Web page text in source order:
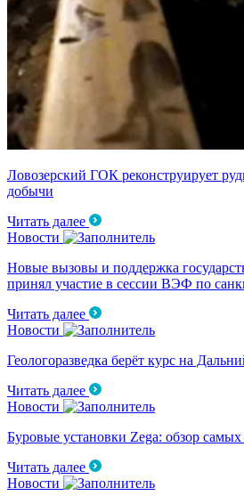
Ловозерский ГОК реконструирует
добычи
Читать далее
Новости
Новые вызовы и поддержка
принял участие в сессии ВЭФ по
Читать далее
Новости
Геологоразведка берёт курс на
Читать далее
Новости
Буровые установки Zega: обзор
Читать далее
Новости